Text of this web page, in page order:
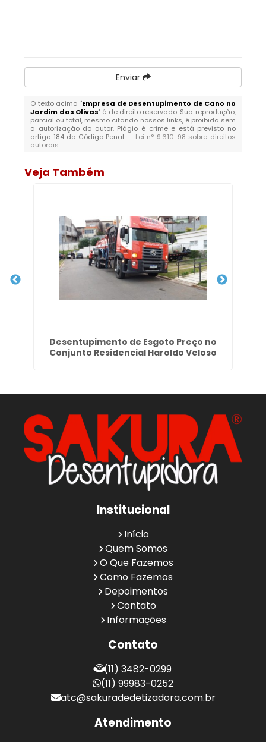
Enviar
O texto acima "Empresa de Desentupimento de Cano no
Jardim das Olivas" é de direito reservado. Sua reprodução,
parcial ou total, mesmo citando nossos links, é proibida sem
a autorização do autor. Plágio é crime e está previsto no
artigo 184 do Código Penal. – Lei n° 9.610-98 sobre direitos
autorais.
Veja Também
Desentupimento de Esgoto Preço no
Conjunto Residencial Haroldo Veloso
Institucional
Início
Quem Somos
O Que Fazemos
Como Fazemos
Depoimentos
Contato
Informações
Contato
(11) 3482-0299
(11) 99983-0252
atc@sakuradedetizadora.com.br
Atendimento